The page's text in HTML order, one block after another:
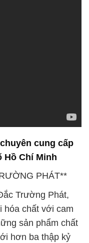
cung cấp
Hồ Chí Minh
PHÁT**
Trường Phát,
hóa chất với cam
sản phẩm chất
hơn ba thập kỷ